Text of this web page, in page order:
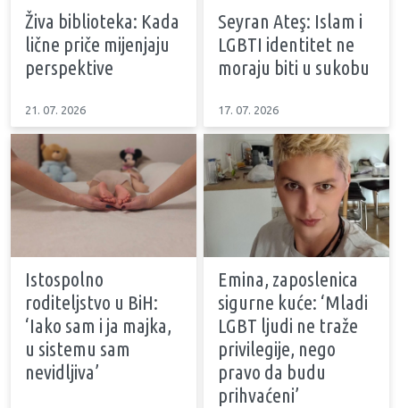
Živa biblioteka: Kada
lične priče mijenjaju
perspektive
21. 07. 2026
Seyran Ateş: Islam i
LGBTI identitet ne
moraju biti u sukobu
17. 07. 2026
Istospolno
roditeljstvo u BiH:
‘Iako sam i ja majka,
u sistemu sam
nevidljiva’
Emina, zaposlenica
sigurne kuće: ‘Mladi
LGBT ljudi ne traže
privilegije, nego
pravo da budu
prihvaćeni’